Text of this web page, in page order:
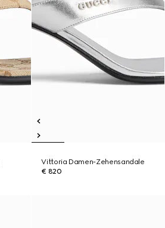
Vittoria Damen-Zehensandale
€ 820